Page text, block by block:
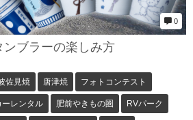
0
ブラーの楽しみ方
佐見焼 唐津焼 フォトコンテスト
ーレンタル 肥前やきもの圏 RVパーク